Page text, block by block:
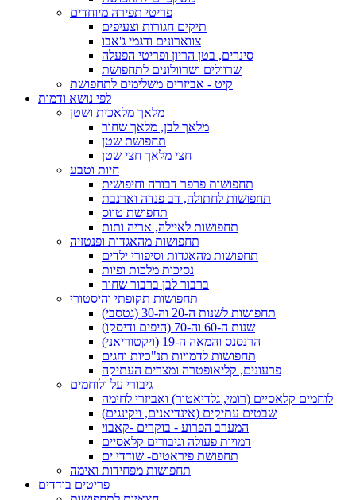
פריטי תפירה מיוחדים
תיקים חגורות וצעיפים
צווארונים ודגמי ג'אבו
סינרים, בטן הריון ופריטי הפעלה
שרוולים ושרוולונים לתחפושת
קיט - אביזרים משלימים לתחפושת
לפי נושא ודמות
מלאך מלאכית ושטן
מלאך לבן, מלאך שחור
תחפושת שטן
חצי מלאך חצי שטן
חיות וטבע
תחפושות פרפר דבורה וחיפושית
תחפושות לחתולה, דב פנדה וארנבת
תחפושת טווס
תחפושות לאיילה, אריה ותות
תחפושות מהאגדות ופנטזיה
תחפושות מהאגדות וסיפורי ילדים
נסיכות מלכות ופיות
ברבור לבן ברבור שחור
תחפושות תקופתי והיסטורי
תחפושות לשנות ה-20 וה-30 (גטסבי)
שנות ה-60 וה-70 (היפים ודיסקו)
הרנסנס והמאה ה-19 (ויקטוריאני)
תחפושות לדמויות תנ"כיות וחגים
פרעונים, קליאופטרה ומצרים העתיקה
גיבורי על ולוחמים
לוחמים קלאסיים (רומי, גלדיאטור) ואביזרי לחימה
שבטים עתיקים (אינדיאנים, ויקינגים)
המערב הפרוע - בוקרים -קאבוי
דמויות פעולה וגיבורים קלאסיים
תחפושת פיראטים- שודדי ים
תחפושות מפחידות ואימה
פריטים בודדים